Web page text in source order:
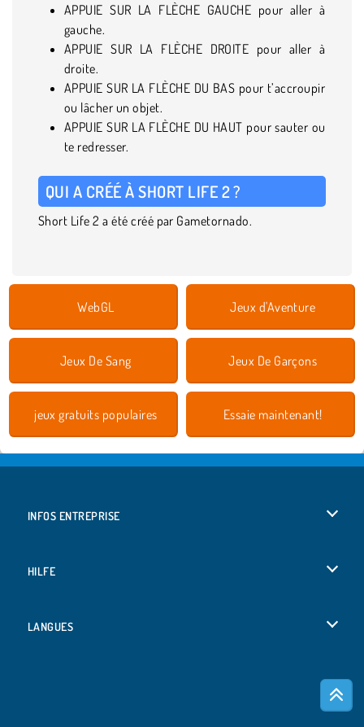
APPUIE SUR LA FLÈCHE GAUCHE pour aller à
gauche.
APPUIE SUR LA FLÈCHE DROITE pour aller à
droite.
APPUIE SUR LA FLÈCHE DU BAS pour t’accroupir
ou lâcher un objet.
APPUIE SUR LA FLÈCHE DU HAUT pour sauter ou
te redresser.
QUI A CRÉÉ À SHORT LIFE 2 ?
Short Life 2 a été créé par Gametornado.
WebGL Jeux d'Aventure
Jeux De Sang Jeux De Garçons
jeux gratuits populaires Essaie maintenant!
INFOS ENTREPRISE
HILFE
LANGUES